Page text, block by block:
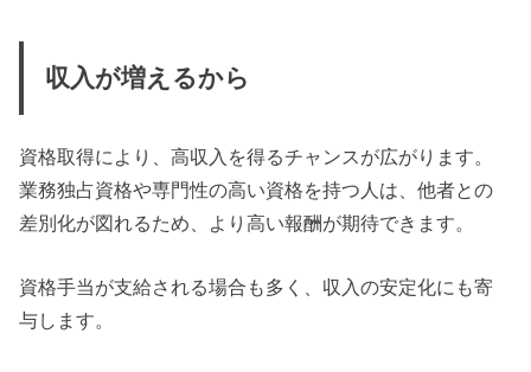
収入が増えるから
資格取得により、高収入を得るチャンスが広がります。
業務独占資格や専門性の高い資格を持つ人は、他者との
差別化が図れるため、より高い報酬が期待できます。
資格手当が支給される場合も多く、収入の安定化にも寄
与します。